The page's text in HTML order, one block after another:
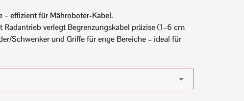
– effizient für Mähroboter-Kabel.
verlegt Begrenzungskabel präzise (1–6 cm
Schwenker und Griffe für enge Bereiche – ideal für